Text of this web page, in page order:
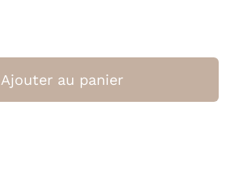
de
Ajouter au panier